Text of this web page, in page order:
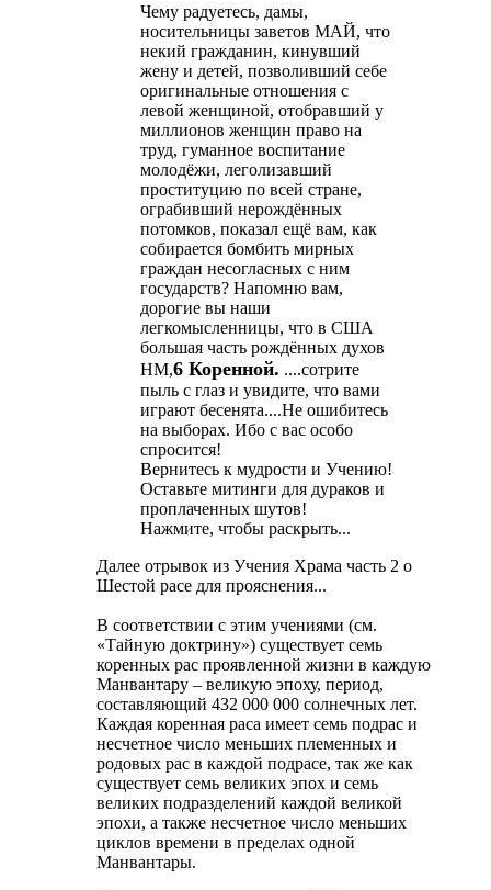
Чему радуетесь, дамы,
носительницы заветов МАЙ, что
некий гражданин, кинувший
жену и детей, позволивший себе
оригинальные отношения с
левой женщиной, отобравший у
миллионов женщин право на
труд, гуманное воспитание
молодёжи, леголизавший
проституцию по всей стране,
ограбивший нерождённых
потомков, показал ещё вам, как
собирается бомбить мирных
граждан несогласных с ним
государств? Напомню вам,
дорогие вы наши
легкомысленницы, что в США
большая часть рождённых духов
НМ,6 Коренной. ....сотрите
пыль с глаз и увидите, что вами
играют бесенята....Не ошибитесь
на выборах. Ибо с вас особо
спросится!
Вернитесь к мудрости и Учению!
Оставьте митинги для дураков и
проплаченных шутов!
Нажмите, чтобы раскрыть...
Далее отрывок из Учения Храма часть 2 о
Шестой расе для прояснения...
В соответствии с этим учениями (см.
«Тайную доктрину») существует семь
коренных рас проявленной жизни в каждую
Манвантару – великую эпоху, период,
составляющий 432 000 000 солнечных лет.
Каждая коренная раса имеет семь подрас и
несчетное число меньших племенных и
родовых рас в каждой подрасе, так же как
существует семь великих эпох и семь
великих подразделений каждой великой
эпохи, а также несчетное число меньших
циклов времени в пределах одной
Манвантары.